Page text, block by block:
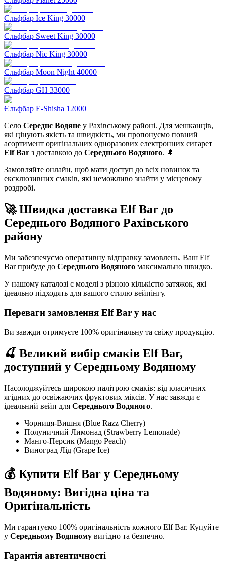
Єльфбар Ice King 30000
Єльфбар Sweet King 30000
Єльфбар Nic King 30000
Єльфбар Moon Night 40000
Єльфбар GH 33000
Єльфбар E-Shisha 12000
Село Середнє Водяне у Рахівському районі. Для мешканців,
які цінують якість та швидкість, ми пропонуємо повний
асортимент оригінальних одноразових електронних сигарет
Elf Bar з доставкою до Середнього Водяного. 🌲
Замовляйте онлайн, щоб мати доступ до всіх новинок та
ексклюзивних смаків, які неможливо знайти у місцевому
роздробі.
🚀 Швидка доставка Elf Bar до
Середнього Водяного Рахівського
району
Ми забезпечуємо оперативну відправку замовлень. Ваш Elf
Bar прибуде до Середнього Водяного максимально швидко.
У нашому каталозі є моделі з різною кількістю затяжок, які
ідеально підходять для вашого стилю вейпінгу.
Переваги замовлення Elf Bar у нас
Ви завжди отримуєте 100% оригінальну та свіжу продукцію.
🍒 Великий вибір смаків Elf Bar,
доступний у Середньому Водяному
Насолоджуйтесь широкою палітрою смаків: від класичних
ягідних до освіжаючих фруктових міксів. У нас завжди є
ідеальний вейп для Середнього Водяного.
Чорниця-Вишня (Blue Razz Cherry)
Полуничний Лимонад (Strawberry Lemonade)
Манго-Персик (Mango Peach)
Виноград Лід (Grape Ice)
💰 Купити Elf Bar у Середньому
Водяному: Вигідна ціна та
Оригінальність
Ми гарантуємо 100% оригінальність кожного Elf Bar. Купуйте
у Середньому Водяному вигідно та безпечно.
Гарантія автентичності